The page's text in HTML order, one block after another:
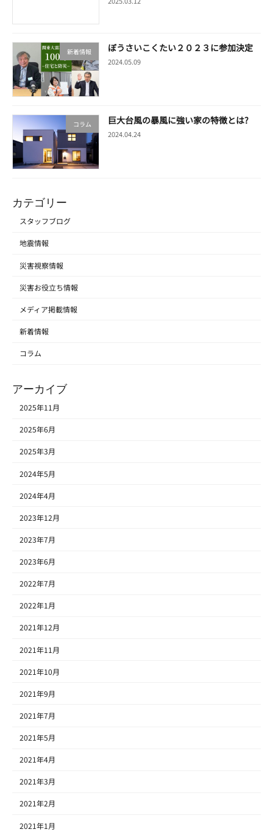
新着情報 ぼうさいこくたい２０２３に参加決定
2024.05.09
コラム 巨大台風の暴風に強い家の特徴とは?
2024.04.24
カテゴリー
スタッフブログ
地震情報
災害視察情報
災害お役立ち情報
メディア掲載情報
新着情報
コラム
アーカイブ
2025年11月
2025年6月
2025年3月
2024年5月
2024年4月
2023年12月
2023年7月
2023年6月
2022年7月
2022年1月
2021年12月
2021年11月
2021年10月
2021年9月
2021年7月
2021年5月
2021年4月
2021年3月
2021年2月
2021年1月